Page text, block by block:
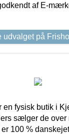
af E-
udvalget på
en fysisk butik i
sælger de over
100 %